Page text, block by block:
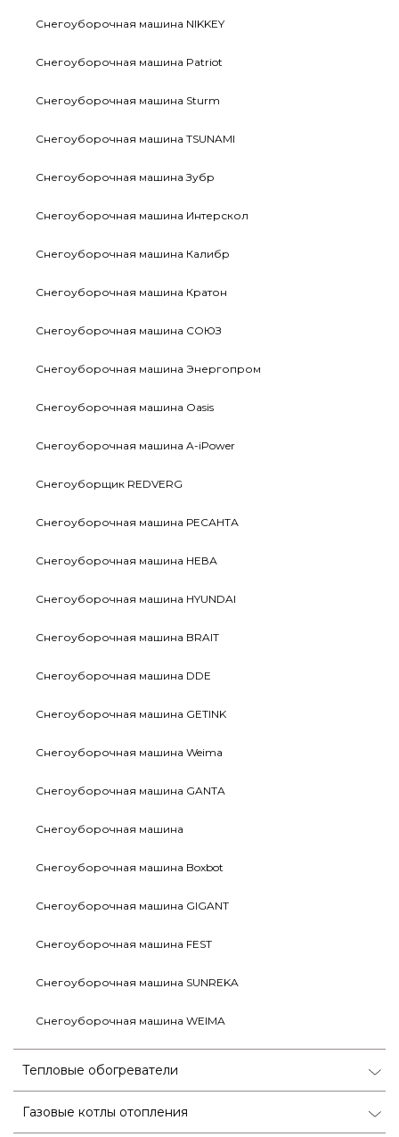
Снегоуборочная машина NIKKEY
Снегоуборочная машина Patriot
Снегоуборочная машина Sturm
Снегоуборочная машина TSUNAMI
Снегоуборочная машина Зубр
Снегоуборочная машина Интерскол
Снегоуборочная машина Калибр
Снегоуборочная машина Кратон
Снегоуборочная машина СОЮЗ
Снегоуборочная машина Энергопром
Снегоуборочная машина Oasis
Снегоуборочная машина A-iPower
Снегоуборщик REDVERG
Снегоуборочная машина РЕСАНТА
Снегоуборочная машина НЕВА
Снегоуборочная машина HYUNDAI
Снегоуборочная машина BRAIT
Снегоуборочная машина DDE
Снегоуборочная машина GETINK
Cнегоуборочная машина Weima
Снегоуборочная машина GANTA
Снегоуборочная машина
Снегоуборочная машина Boxbot
Снегоуборочная машина GIGANT
Снегоуборочная машина FEST
Снегоуборочная машина SUNREKA
Снегоуборочная машина WEIMA
Тепловые обогреватели
Газовые котлы отопления